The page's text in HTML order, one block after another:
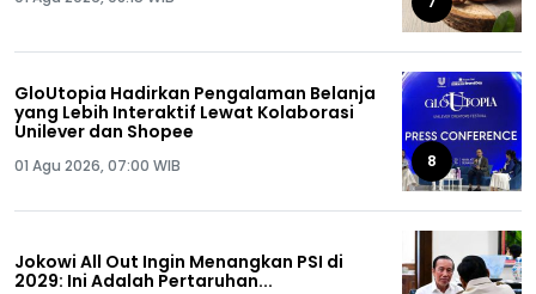
GloUtopia Hadirkan Pengalaman Belanja
yang Lebih Interaktif Lewat Kolaborasi
Unilever dan Shopee
01 Agu 2026, 07:00 WIB 8
Jokowi All Out Ingin Menangkan PSI di
2029: Ini Adalah Pertaruhan...